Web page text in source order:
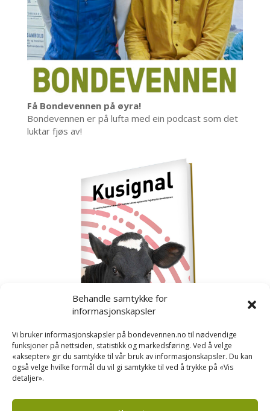
Behandle samtykke for
informasjonskapsler
Vi bruker informasjonskapsler på bondevennen.no til nødvendige
funksjoner på nettsiden, statistikk og markedsføring. Ved å velge
«aksepter» gir du samtykke til vår bruk av informasjonskapsler. Du kan
også velge hvilke formål du vil gi samtykke til ved å trykke på «Vis
detaljer».
Få Bondevennen på øyra!
Bondevennen er på lufta med ein podcast som det
luktar fjøs av!
Kusignal
om kusignal i eit eige hefte.